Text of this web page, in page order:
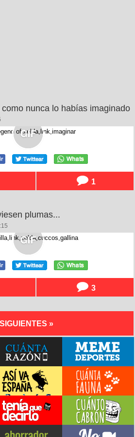
nunca lo habías imaginado
1
plumas...
3
SIGUIENTES »